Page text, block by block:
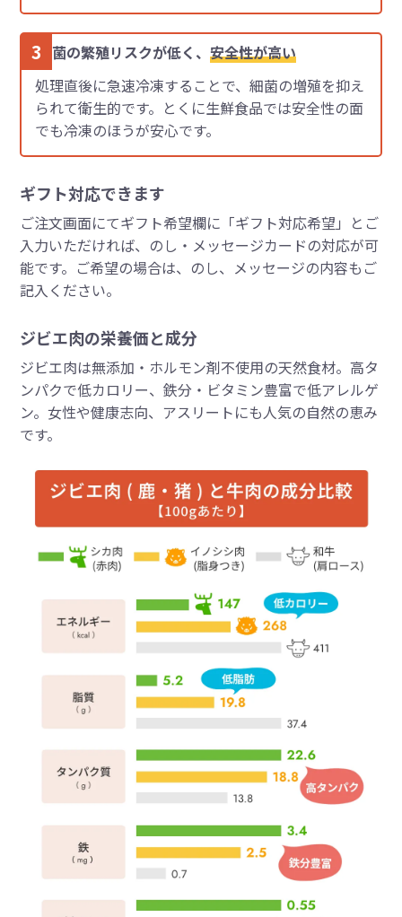
3 菌の繁殖リスクが低く、安全性が高い
処理直後に急速冷凍することで、細菌の増殖を抑え
られて衛生的です。とくに生鮮食品では安全性の面
でも冷凍のほうが安心です。
ギフト対応できます
ご注文画面にてギフト希望欄に「ギフト対応希望」とご
入力いただければ、のし・メッセージカードの対応が可
能です。ご希望の場合は、のし、メッセージの内容もご
記入ください。
ジビエ肉の栄養価と成分
ジビエ肉は無添加・ホルモン剤不使用の天然食材。高タ
ンパクで低カロリー、鉄分・ビタミン豊富で低アレルゲ
ン。女性や健康志向、アスリートにも人気の自然の恵み
です。